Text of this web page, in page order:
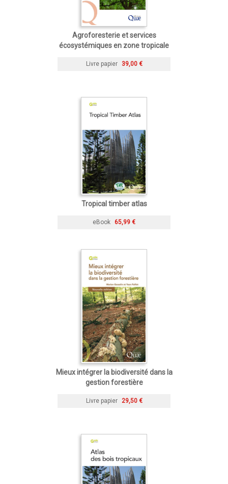
Agroforesterie et services
écosystémiques en zone tropicale
Livre papier 39,00 €
Tropical timber atlas
eBook 65,99 €
Mieux intégrer la biodiversité dans la
gestion forestière
Livre papier 29,50 €